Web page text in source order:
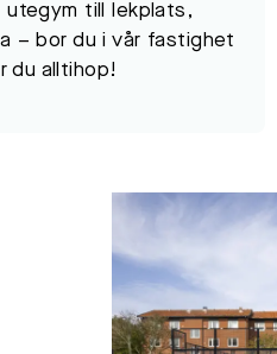
utegym till lekplats,
– bor du i vår fastighet
du alltihop!